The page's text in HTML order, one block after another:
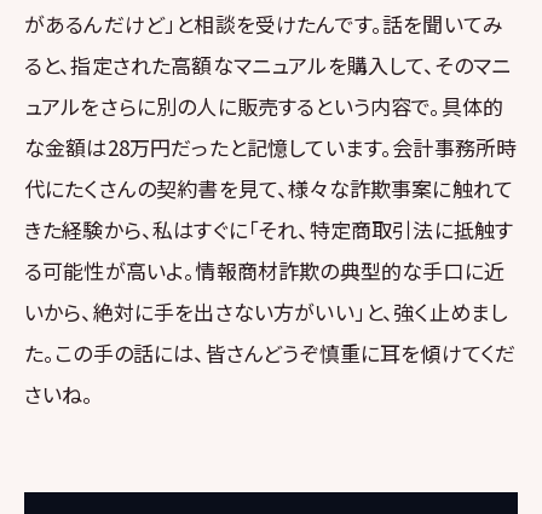
があるんだけど」と相談を受けたんです。話を聞いてみ
ると、指定された高額なマニュアルを購入して、そのマニ
ュアルをさらに別の人に販売するという内容で。具体的
な金額は28万円だったと記憶しています。会計事務所時
代にたくさんの契約書を見て、様々な詐欺事案に触れて
きた経験から、私はすぐに「それ、特定商取引法に抵触す
る可能性が高いよ。情報商材詐欺の典型的な手口に近
いから、絶対に手を出さない方がいい」と、強く止めまし
た。この手の話には、皆さんどうぞ慎重に耳を傾けてくだ
さいね。